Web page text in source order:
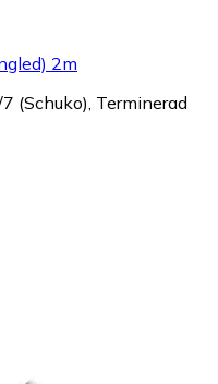
2m
(Schuko), Terminerad